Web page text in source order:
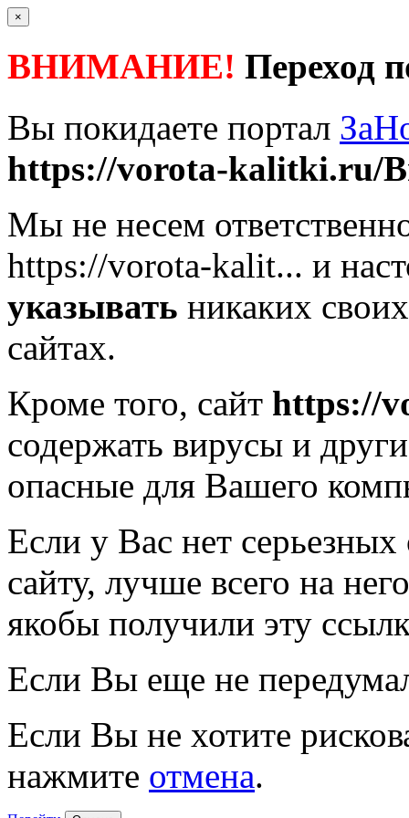
×
ВНИМАНИЕ! Переход
Вы покидаете портал
https://vorota-kalitki.ru/
Мы не несем
https://vorota-kalit... и
указывать никаких
сайтах.
Кроме того, сайт https://
содержать вирусы и
опасные для Вашего
Если у Вас нет
сайту, лучше всего на
якобы получили эту
Если Вы еще не
Если Вы не хотите
нажмите отмена.